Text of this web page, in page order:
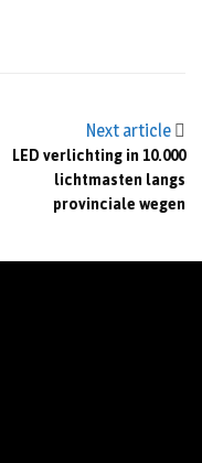
Next article
LED verlichting in 10.000
lichtmasten langs
provinciale wegen